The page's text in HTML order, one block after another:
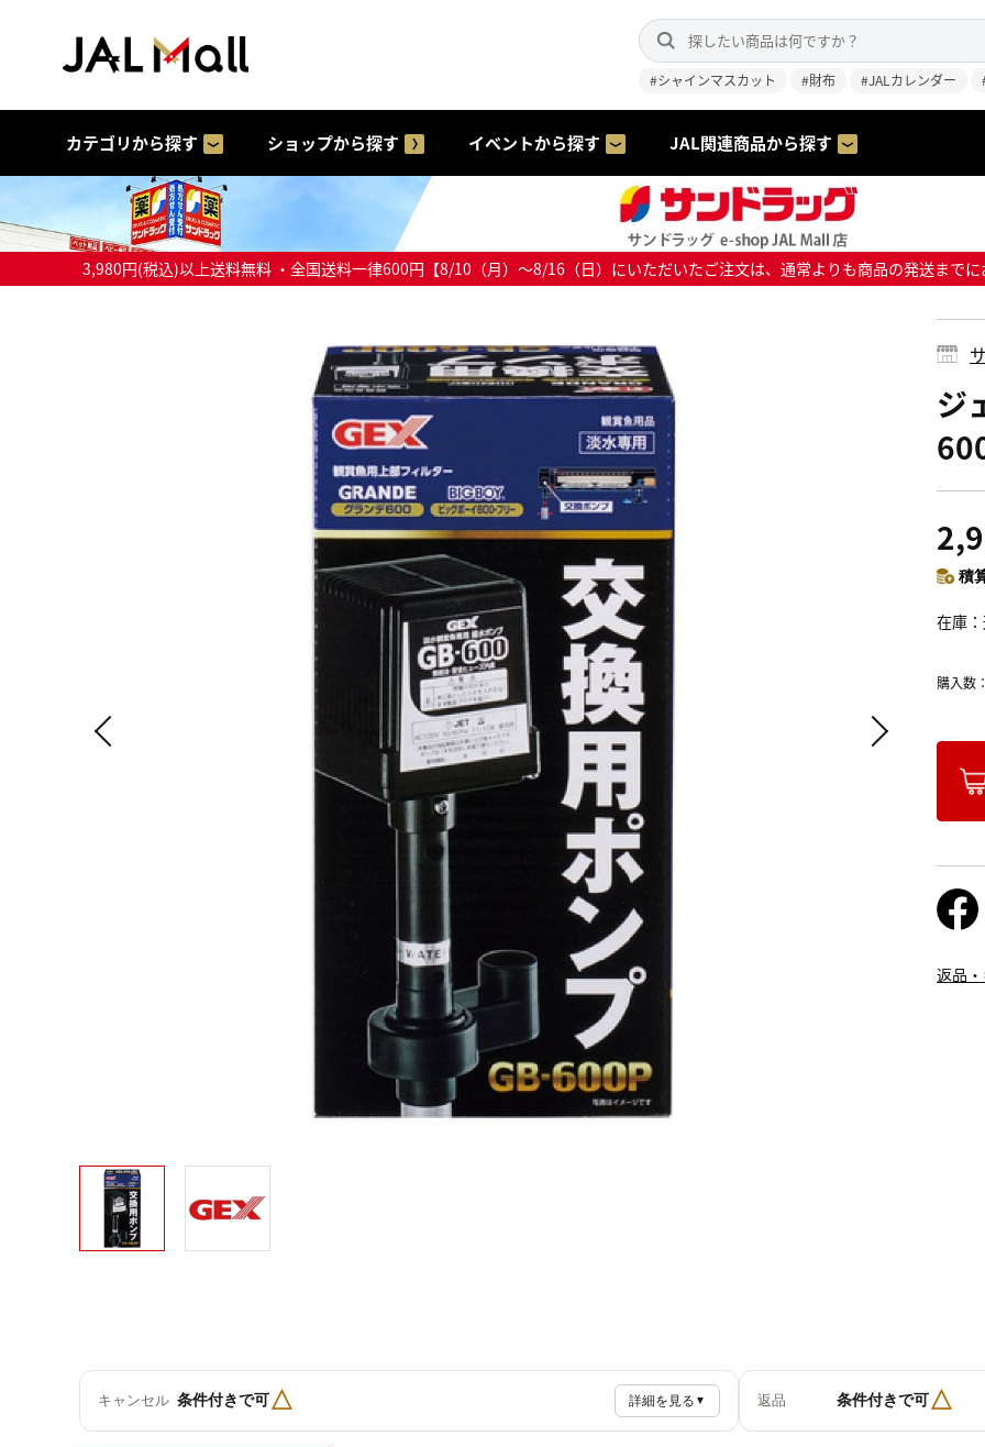
#シャインマスカット #財布 #JALカレンダー
カテゴリから探す ショップから探す イベントから探す JAL関連商品から探す
3,980円(税込)以上送料無料 ・全国送料一律600円【8/10（月）～8/16（日）にいただいたご注文は、通常よりも商品の発送まで
ジ
積
在庫
購入数
返品
キャンセル 条件付きで可△ 詳細を見る ▼ 返品 条件付きで可△